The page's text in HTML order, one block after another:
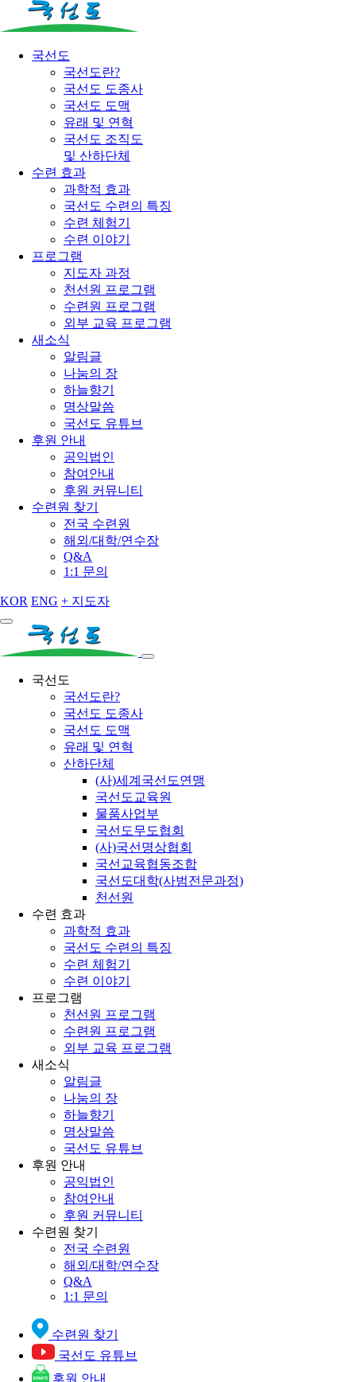
국선도
국선도란?
국선도 도종사
국선도 도맥
유래 및 연혁
국선도 조직도
및 산하단체
수련 효과
과학적 효과
국선도 수련의 특징
수련 체험기
수련 이야기
프로그램
지도자 과정
천선원 프로그램
수련원 프로그램
외부 교육 프로그램
새소식
알림글
나눔의 장
하늘향기
명상말씀
국선도 유튜브
후원 안내
공익법인
참여안내
후원 커뮤니티
수련원 찾기
전국 수련원
해외/대학/연수장
Q&A
1:1 문의
KOR ENG + 지도자
국선도
국선도란?
국선도 도종사
국선도 도맥
유래 및 연혁
산하단체
(사)세계국선도연맹
국선도교육원
물품사업부
국선도무도협회
(사)국선명상협회
국선교육협동조합
국선도대학(사범전문과정)
천선원
수련 효과
과학적 효과
국선도 수련의 특징
수련 체험기
수련 이야기
프로그램
천선원 프로그램
수련원 프로그램
외부 교육 프로그램
새소식
알림글
나눔의 장
하늘향기
명상말씀
국선도 유튜브
후원 안내
공익법인
참여안내
후원 커뮤니티
수련원 찾기
전국 수련원
해외/대학/연수장
Q&A
1:1 문의
수련원 찾기
국선도 유튜브
후원 안내